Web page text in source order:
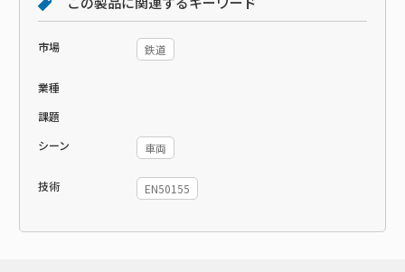
市場 鉄道
業種
課題
シーン
車両
技術 EN50155